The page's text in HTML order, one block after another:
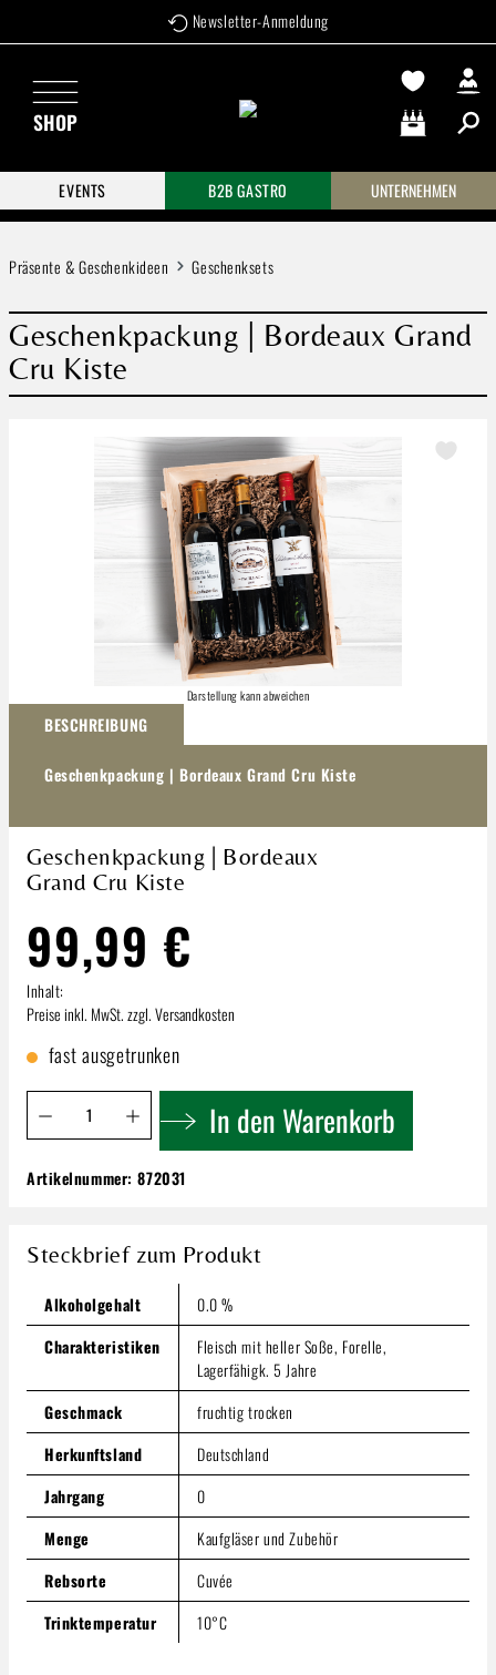
Zum Hauptinhalt springen Newsletter-Anmeldung
SHOP
Warenkorb
EVENTS
B2B GASTRO UNTERNEHMEN
Präsente & Geschenkideen Geschenksets
Geschenkpackung | Bordeaux Grand
Cru Kiste
Bildergalerie überspringen
Darstellung kann abweichen
BESCHREIBUNG
Geschenkpackung | Bordeaux Grand Cru Kiste
Geschenkpackung | Bordeaux
Grand Cru Kiste
99,99 €
Inhalt:
Preise inkl. MwSt. zzgl. Versandkosten
fast ausgetrunken
Produkt Anzahl: Gib den gewünschten Wert ein oder
In den Warenkorb
Geschenkpackung | Bordeaux Grand Cru Kiste
Inhalt:
Preise inkl. MwSt. zzgl. Versandkosten
Produkt Anzahl: Gib den gewünschten Wert ein oder
In den Warenkorb
Artikelnummer:872031
Steckbrief zum Produkt
Alkoholgehalt
0.0 %
Charakteristiken
Fleisch mit heller Soße, Forelle,
Lagerfähigk. 5 Jahre
Geschmack
fruchtig trocken
Herkunftsland
Deutschland
Jahrgang
0
Menge
Kaufgläser und Zubehör
Rebsorte
Cuvée
Trinktemperatur
10°C